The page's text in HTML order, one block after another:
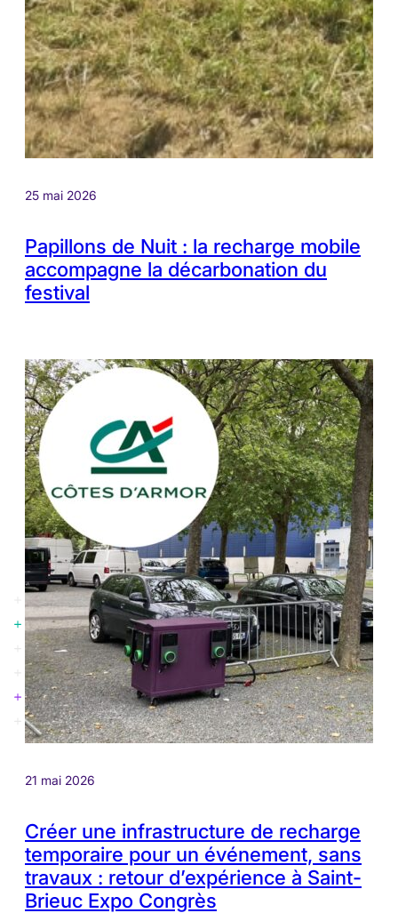
25 mai 2026
Papillons de Nuit : la recharge mobile
accompagne la décarbonation du
festival
21 mai 2026
Créer une infrastructure de recharge
temporaire pour un événement, sans
travaux : retour d’expérience à Saint-
Brieuc Expo Congrès